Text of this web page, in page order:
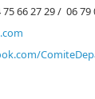
75 66 27 29 / 06 79